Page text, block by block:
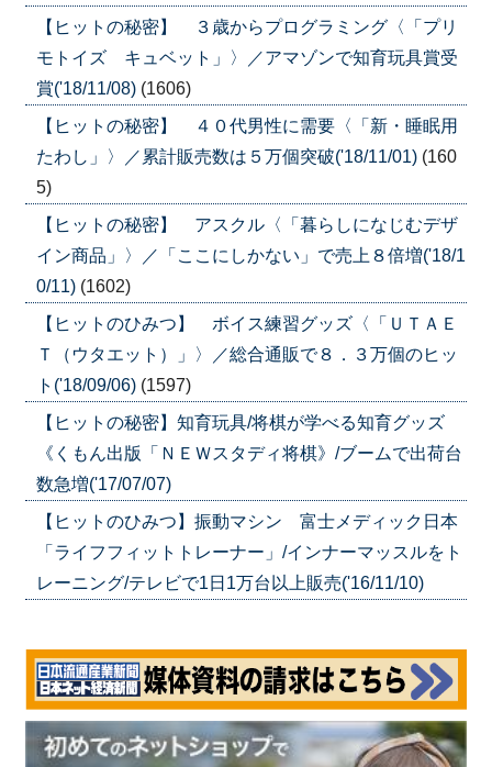
【ヒットの秘密】 ３歳からプログラミング〈「プリ
モトイズ キュベット」〉／アマゾンで知育玩具賞受
賞('18/11/08) (1606)
【ヒットの秘密】 ４０代男性に需要〈「新・睡眠用
たわし」〉／累計販売数は５万個突破('18/11/01) (160
5)
【ヒットの秘密】 アスクル〈「暮らしになじむデザ
イン商品」〉／「ここにしかない」で売上８倍増('18/1
0/11) (1602)
【ヒットのひみつ】 ボイス練習グッズ〈「ＵＴＡＥ
Ｔ（ウタエット）」〉／総合通販で８．３万個のヒッ
ト('18/09/06) (1597)
【ヒットの秘密】知育玩具/将棋が学べる知育グッズ
《くもん出版「ＮＥＷスタディ将棋》/ブームで出荷台
数急増('17/07/07)
【ヒットのひみつ】振動マシン 富士メディック日本
「ライフフィットトレーナー」/インナーマッスルをト
レーニング/テレビで1日1万台以上販売('16/11/10)